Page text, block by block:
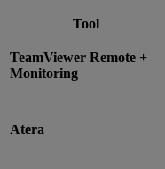
Tool
TeamViewer Remote +
Monitoring
Atera